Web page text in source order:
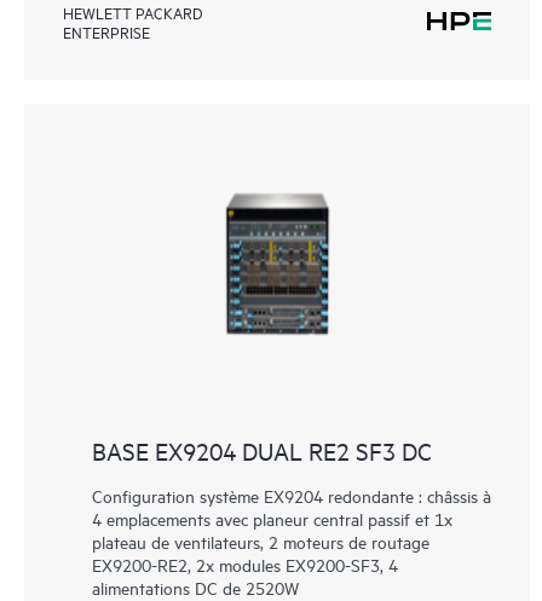
HEWLETT PACKARD
ENTERPRISE
BASE EX9204 DUAL RE2 SF3 DC
Configuration système EX9204 redondante : châssis à
4 emplacements avec planeur central passif et 1x
plateau de ventilateurs, 2 moteurs de routage
EX9200-RE2, 2x modules EX9200-SF3, 4
alimentations DC de 2520W